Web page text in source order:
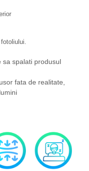
sa spalati produsul
fata de realitate,